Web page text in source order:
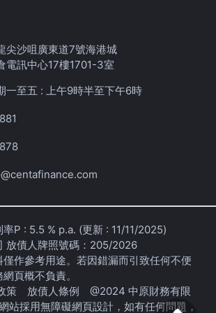
尖沙咀廣東道7號海港城
電訊中心17樓1701-3室
一至五 : 上午9時半至下午6時
P : 5.5 % p.a. (更新 : 11/11/2025)
放債人牌照號碼：205/2026
作參考用途。若因錯漏而引致任何不便
頁概不負責。
策 放債人條例
@2024 中原財務有限
站採用無障礙網頁設計，如有任何問題，